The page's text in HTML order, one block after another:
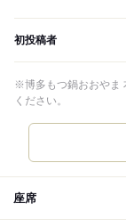
初投稿者
※博多もつ鍋おおやま
ください。
座席